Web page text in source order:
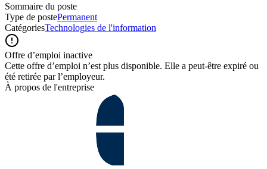
Sommaire du poste
Type de postePermanent
CatégoriesTechnologies de l'information
Offre d’emploi inactive
Cette offre d’emploi n’est plus disponible. Elle a peut-être expiré ou
été retirée par l’employeur.
À propos de l'entreprise